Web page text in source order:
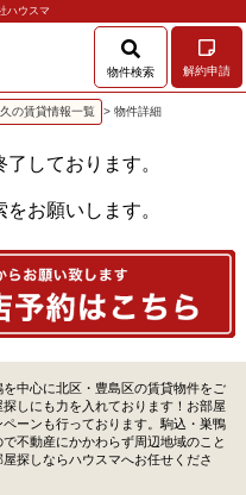
ハウスマ
物件検索 解約申請
の賃貸情報一覧 > 物件詳細
しております。
お願いします。
中心に北区・豊島区の賃貸物件をご
しにも力を入れております！お部屋
ーンも行っております。駒込・巣鴨
不動産にかかわらず周辺地域のこと
探しならハウスマへお任せくださ